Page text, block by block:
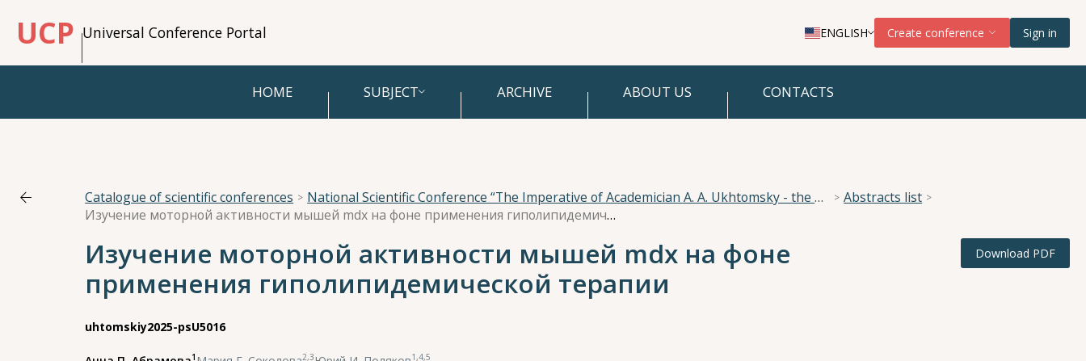
UCP Universal Conference Portal ENGLISH Create conference Sign in
HOME SUBJECT ARCHIVE ABOUT US CONTACTS
Catalogue of scientific conferences National Scientific Conference “The Imperative of Academician A. A. Ukhtomsky - the Brain and its Self-Cognition”
Abstracts list
Изучение моторной активности мышей mdx на фоне применения гиполипидемической терапии
Изучение моторной активности мышей mdx на фоне
применения гиполипидемической терапии
uhtomskiy2025-psU5016
1 2,3
1,4,5
Download PDF